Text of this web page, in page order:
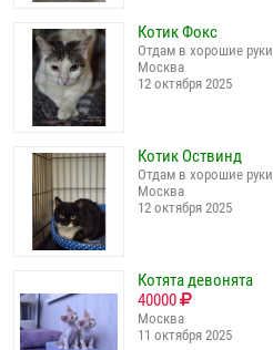
Котик Фокс
Отдам в хорошие руки
Москва
12 октября 2025
Котик Оствинд
Отдам в хорошие руки
Москва
12 октября 2025
Котята девонята
40000
Москва
11 октября 2025